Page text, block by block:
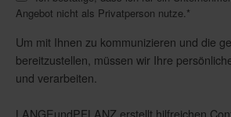
Angebot nicht als Privatperson nutze.*
Um mit Ihnen zu kommunizieren und die
bereitzustellen, müssen wir Ihre
und verarbeiten.